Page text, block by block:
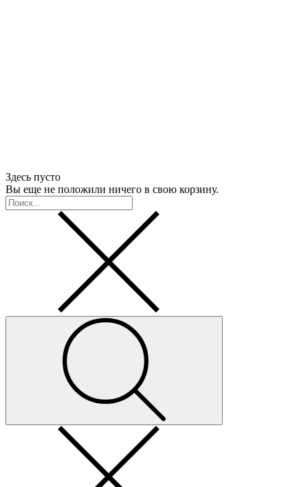
Здесь пусто
Вы еще не положили ничего в свою корзину.